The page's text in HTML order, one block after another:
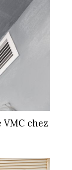
chez